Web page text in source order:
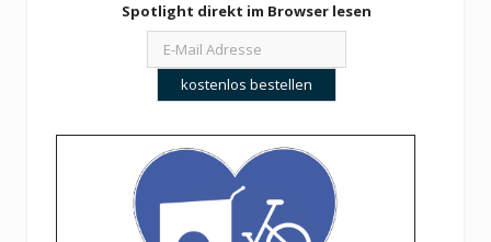
Spotlight direkt im Browser lesen